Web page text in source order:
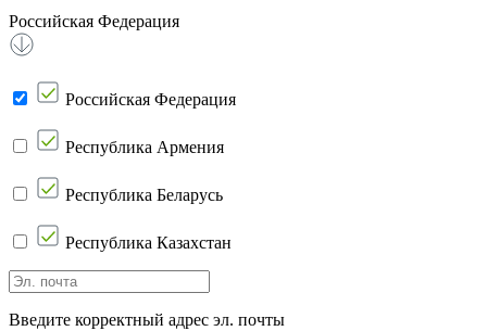
Российская Федерация
Российская Федерация
Республика Армения
Республика Беларусь
Республика Казахстан
Введите корректный адрес эл. почты